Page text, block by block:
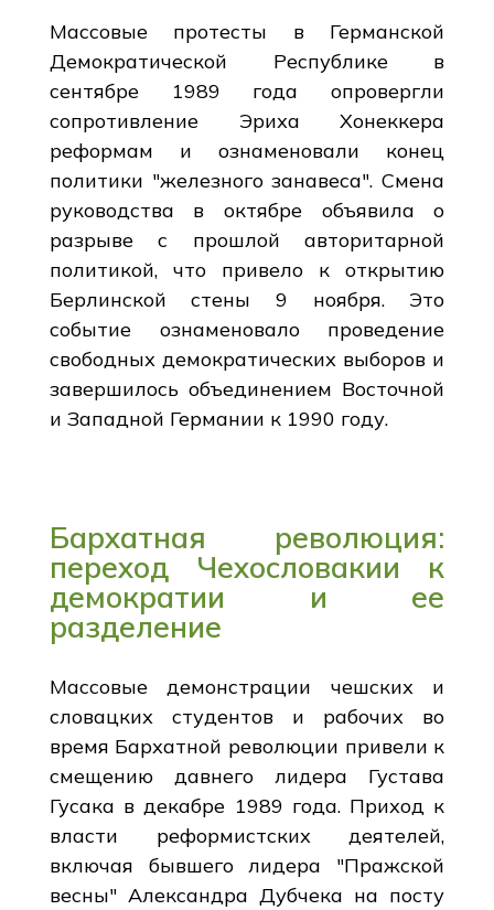
Массовые протесты в Германской
Демократической Республике в
сентябре 1989 года опровергли
сопротивление Эриха Хонеккера
реформам и ознаменовали конец
политики "железного занавеса". Смена
руководства в октябре объявила о
разрыве с прошлой авторитарной
политикой, что привело к открытию
Берлинской стены 9 ноября. Это
событие ознаменовало проведение
свободных демократических выборов и
завершилось объединением Восточной
и Западной Германии к 1990 году.
Бархатная революция:
переход Чехословакии к
демократии и ее
разделение
Массовые демонстрации чешских и
словацких студентов и рабочих во
время Бархатной революции привели к
смещению давнего лидера Густава
Гусака в декабре 1989 года. Приход к
власти реформистских деятелей,
включая бывшего лидера "Пражской
весны" Александра Дубчека на посту